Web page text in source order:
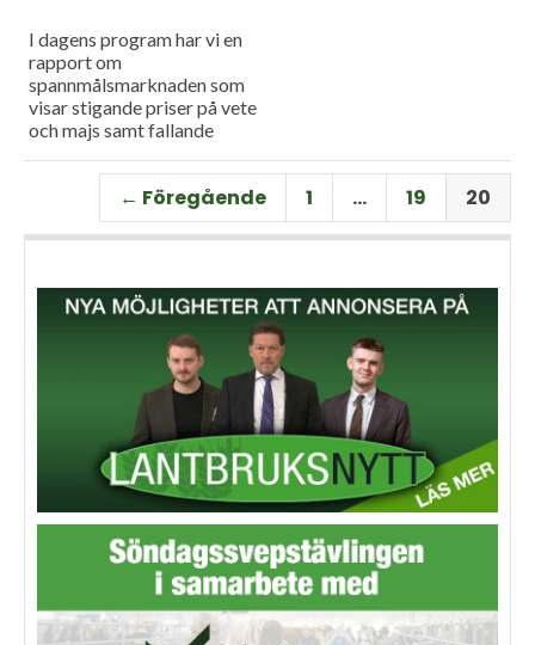
I dagens program har vi en
rapport om
spannmålsmarknaden som
visar stigande priser på vete
och majs samt fallande
premiär för vårt
måndagsprogram med en
längre intervju med Erik
Stjerndahl vd för HIR Skåne,
fältdagar.
← Föregående 1 … 19 20